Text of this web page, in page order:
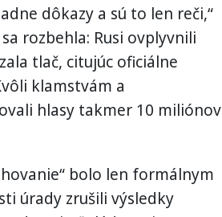
dôkazy a sú to len reči,“
rozbehla: Rusi ovplyvnili
tlač, citujúc oficiálne
klamstvám a
hlasy takmer 10 miliónov
bolo len formálnym
úrady zrušili výsledky